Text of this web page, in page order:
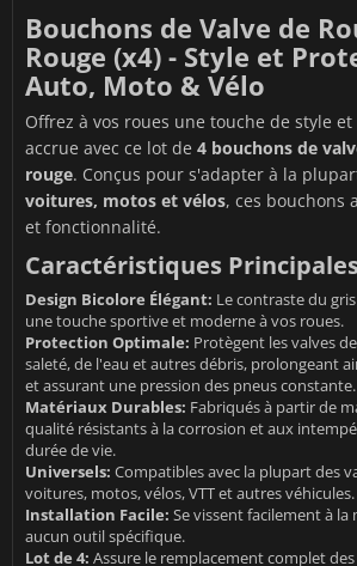
Bouchons de Valve de
Rouge (x4) - Style et
Auto, Moto & Vélo
Offrez à vos roues une touche de style
accrue avec ce lot de 4 bouchons de
rouge. Conçus pour s'adapter à la
voitures, motos et vélos, ces bouchons
et fonctionnalité.
Caractéristiques
Design Bicolore Élégant: Le contraste du
une touche sportive et moderne à vos roues.
Protection Optimale: Protègent les valves
saleté, de l'eau et autres débris, prolongeant
et assurant une pression des pneus constante.
Matériaux Durables: Fabriqués à partir de
qualité résistants à la corrosion et aux
durée de vie.
Universels: Compatibles avec la plupart des
voitures, motos, vélos, VTT et autres véhicules.
Installation Facile: Se vissent facilement à
aucun outil spécifique.
Lot de 4: Assure le remplacement complet